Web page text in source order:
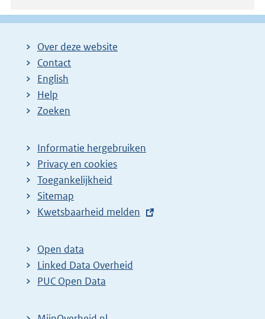
Over deze website
Contact
English
Help
Zoeken
Informatie hergebruiken
Privacy en cookies
Toegankelijkheid
Sitemap
E
t
e
r
Kwetsbaarheid melden
Open data
Linked Data Overheid
PUC Open Data